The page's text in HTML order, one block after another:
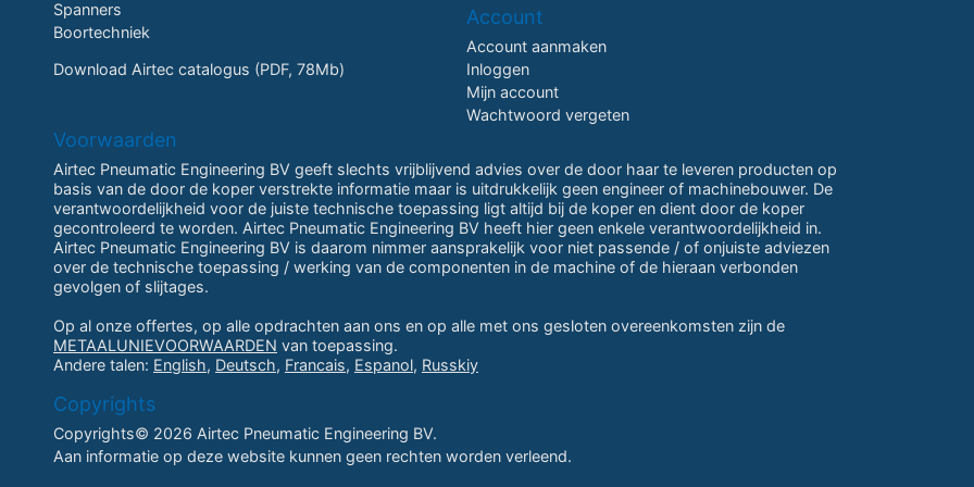
Spanners
Boortechniek
Download Airtec catalogus (PDF, 78Mb)
Account
Account aanmaken
Inloggen
Mijn account
Wachtwoord vergeten
Voorwaarden
Airtec Pneumatic Engineering BV geeft slechts vrijblijvend advies over de door haar te leveren producten op
basis van de door de koper verstrekte informatie maar is uitdrukkelijk geen engineer of machinebouwer. De
verantwoordelijkheid voor de juiste technische toepassing ligt altijd bij de koper en dient door de koper
gecontroleerd te worden. Airtec Pneumatic Engineering BV heeft hier geen enkele verantwoordelijkheid in.
Airtec Pneumatic Engineering BV is daarom nimmer aansprakelijk voor niet passende / of onjuiste adviezen
over de technische toepassing / werking van de componenten in de machine of de hieraan verbonden
gevolgen of slijtages.
Op al onze offertes, op alle opdrachten aan ons en op alle met ons gesloten overeenkomsten zijn de
METAALUNIEVOORWAARDEN van toepassing.
Andere talen: English, Deutsch, Francais, Espanol, Russkiy
Copyrights
Copyrights© 2026 Airtec Pneumatic Engineering BV.
Aan informatie op deze website kunnen geen rechten worden verleend.